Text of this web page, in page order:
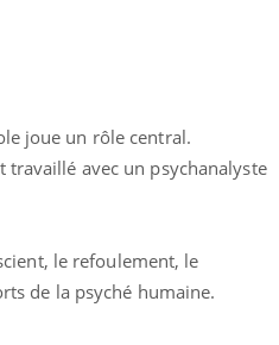
joue un rôle central.
travaillé avec un psychanalyste
le refoulement, le
de la psyché humaine.